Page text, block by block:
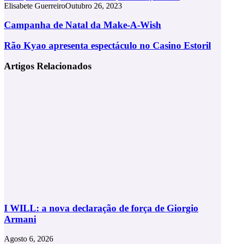
Elisabete GuerreiroOutubro 26, 2023
Campanha
Natal
da
A-
Campanha de Natal da Make-A-Wish
Rão
apresenta
espectáculo
Rão Kyao apresenta espectáculo no Casino Estoril
Artigos Relacionados
I WILL: a nova declaração de força de Giorgio
Armani
Agosto 6, 2026